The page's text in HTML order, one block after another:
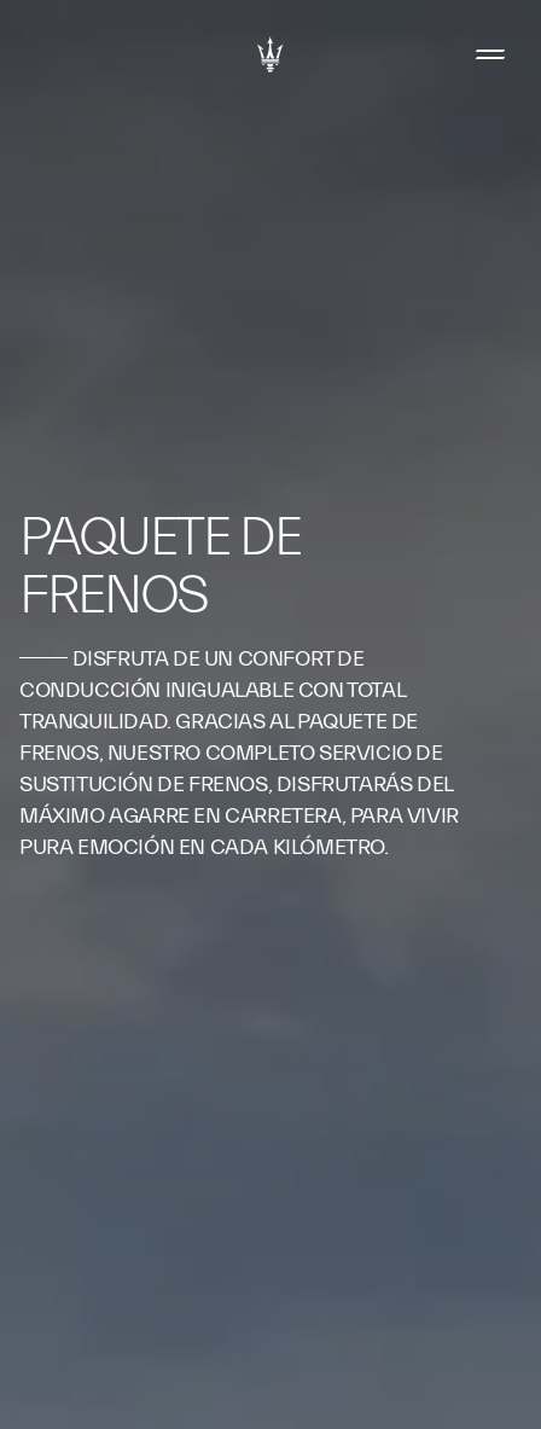
PAQUETE DE
FRENOS
DISFRUTA DE UN CONFORT DE
CONDUCCIÓN INIGUALABLE CON TOTAL
TRANQUILIDAD. GRACIAS AL PAQUETE DE
FRENOS, NUESTRO COMPLETO SERVICIO DE
SUSTITUCIÓN DE FRENOS, DISFRUTARÁS DEL
MÁXIMO AGARRE EN CARRETERA, PARA VIVIR
PURA EMOCIÓN EN CADA KILÓMETRO.